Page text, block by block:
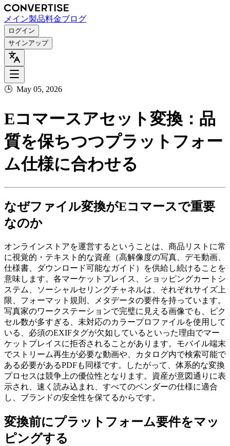
メイン製品料金ブログ
ログイン
サインアップ
🕒 May 05, 2026
Eコマースアセット変換：品
質を保ちつつプラットフォー
ム仕様に合わせる
なぜファイル変換がEコマースで重要
なのか
オンラインストアを運営するということは、商品リストに常
に視覚的・テキスト的な資産（高解像度の写真、デモ動画、
仕様書、ダウンロード可能なガイド）を供給し続けることを
意味します。各マーケットプレイス、ショッピングカートシ
ステム、ソーシャルセリングチャネルは、それぞれサイズ上
限、フォーマット規則、メタデータの要件を持っています。
写真家のワークステーションで完璧に見える画像でも、ピク
セル数が多すぎる、未対応のカラープロファイルを使用して
いる、必須のEXIFタグが欠如しているといった理由でマー
ケットプレイスに拒否されることがあります。モバイル端末
でストリーム再生が必要な動画や、カタログ内で検索可能で
ある必要があるPDFも同様です。したがって、体系的な変換
プロセスは競争上の優位性となります。資産が意図通りに表
示され、速く読み込まれ、すべてのベンダーの仕様に適合
し、ブランドの安全性を保てるからです。
変換前にプラットフォーム要件をマッ
ピングする